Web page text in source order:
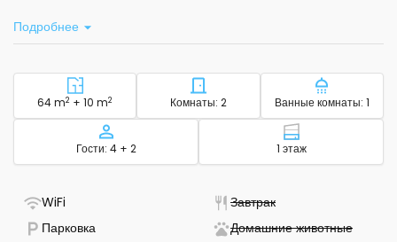
для семей или компаний друзей.
стоимость проживания. Для Вашего удобства предоставляется
стандартный Wi-Fi и телевизор. Кухня полностью
оборудована: есть необходимая посуда, микроволновая печь,
электрический чайник и кофемашина. В распоряжении гостей
также есть утюг, гладильная доска, фен, пляжный зонт и
принадлежности и полотенца для ванной включены в
комплект.
Подробнее
Район - размещение
64 m2 + 10 m2 Количество спален -
Комнаты: 2 Ванные комнаты: 1
Вместимость
Гости: 4 + 2 Этаж -
1 этаж
WiFi Завтрак- Не доступно
Парковка- Доступна парковка Домашние животные- Не